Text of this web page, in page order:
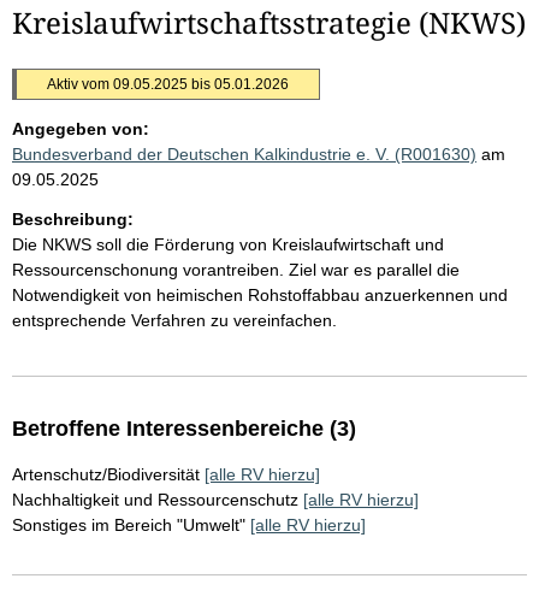
Kreislaufwirtschaftsstrategie (NKWS)
Aktiv vom 09.05.2025 bis 05.01.2026
Angegeben von:
Bundesverband der Deutschen Kalkindustrie e. V. (R001630) am
09.05.2025
Beschreibung:
Die NKWS soll die Förderung von Kreislaufwirtschaft und
Ressourcenschonung vorantreiben. Ziel war es parallel die
Notwendigkeit von heimischen Rohstoffabbau anzuerkennen und
entsprechende Verfahren zu vereinfachen.
Betroffene Interessenbereiche (3)
Artenschutz/Biodiversität [alle RV hierzu]
Nachhaltigkeit und Ressourcenschutz [alle RV hierzu]
Sonstiges im Bereich "Umwelt" [alle RV hierzu]